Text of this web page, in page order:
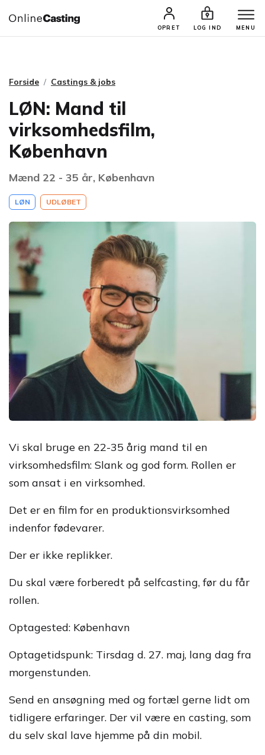
OPRET LOG IND MENU
CASTINGS & JOBS SØG PROFIL
Forside Castings & jobs
LØN: Mand til
virksomhedsfilm,
København
Mænd 22 - 35 år, København
LØN UDLØBET
Vi skal bruge en 22-35 årig mand til en
virksomhedsfilm: Slank og god form. Rollen er
som ansat i en virksomhed.
Det er en film for en produktionsvirksomhed
indenfor fødevarer.
Der er ikke replikker.
Du skal være forberedt på selfcasting, før du får
rollen.
Optagested: København
Optagetidspunk: Tirsdag d. 27. maj, lang dag fra
morgenstunden.
Send en ansøgning med og fortæl gerne lidt om
tidligere erfaringer. Der vil være en casting, som
du selv skal lave hjemme på din mobil.